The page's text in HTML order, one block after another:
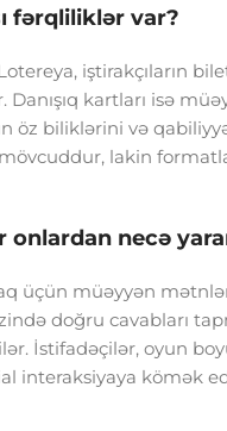
fərqliliklər var?
iştirakçıların
kartları isə
öz biliklərini və
lakin
onlardan necə
üçün müəyyən
doğru cavabları
İstifadəçilər, oyun
interaksiyaya kömək